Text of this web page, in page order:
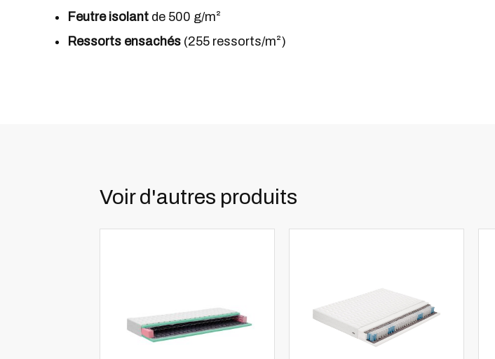
Feutre isolant de 500 g/m²
Ressorts ensachés (255 ressorts/m²)
Voir d'autres produits